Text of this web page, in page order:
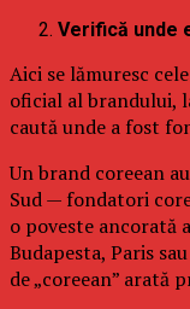
Verifică unde
Aici se lămuresc
oficial al brandului,
caută unde a fost
Un brand coreean
Sud — fondatori
o poveste ancorată
Budapesta, Paris
de „coreean” arată